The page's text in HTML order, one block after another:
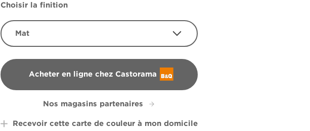
Choisir la finition
Mat
Acheter en ligne chez Castorama
B&Q
Nos magasins partenaires
Recevoir cette carte de couleur à mon domicile